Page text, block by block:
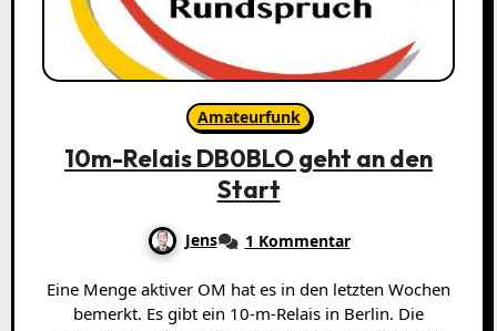
Amateurfunk
10m-Relais DB0BLO geht an den
Start
Jens 1 Kommentar
Eine Menge aktiver OM hat es in den letzten Wochen
bemerkt. Es gibt ein 10-m-Relais in Berlin. Die